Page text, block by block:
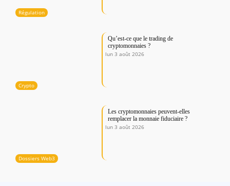
Régulation
Crypto
Qu’est-ce que le trading de
cryptomonnaies ?
lun 3 août 2026
Dossiers Web3
Les cryptomonnaies peuvent-elles
remplacer la monnaie fiduciaire ?
lun 3 août 2026